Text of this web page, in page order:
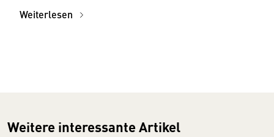
Weiterlesen
Weitere interessante Artikel